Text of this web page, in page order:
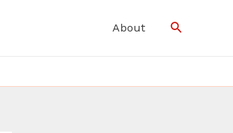
About Search